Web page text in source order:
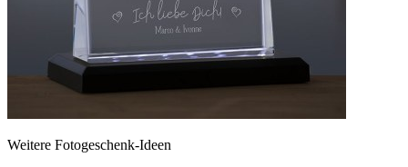
Weitere Fotogeschenk-Ideen